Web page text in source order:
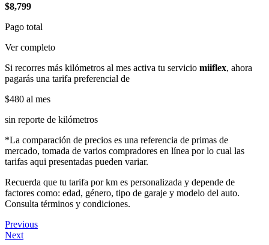
$8,799
Pago total
Ver completo
Si recorres más kilómetros al mes activa tu servicio miiflex, ahora
pagarás una tarifa preferencial de
$480 al mes
sin reporte de kilómetros
*La comparación de precios es una referencia de primas de
mercado, tomada de varios compradores en línea por lo cual las
tarifas aqui presentadas pueden variar.
Recuerda que tu tarifa por km es personalizada y depende de
factores como: edad, género, tipo de garaje y modelo del auto.
Consulta términos y condiciones.
Previous
Next